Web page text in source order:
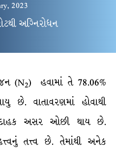
2023
અગ્નિરોધન
(N2) હવામાં તે 78.06%
છે. વાતાવરણમાં હોવાથી
દાહક અસર ઓછી થાય છે.
તત્ત્વ છે. તેમાંથી અનેક